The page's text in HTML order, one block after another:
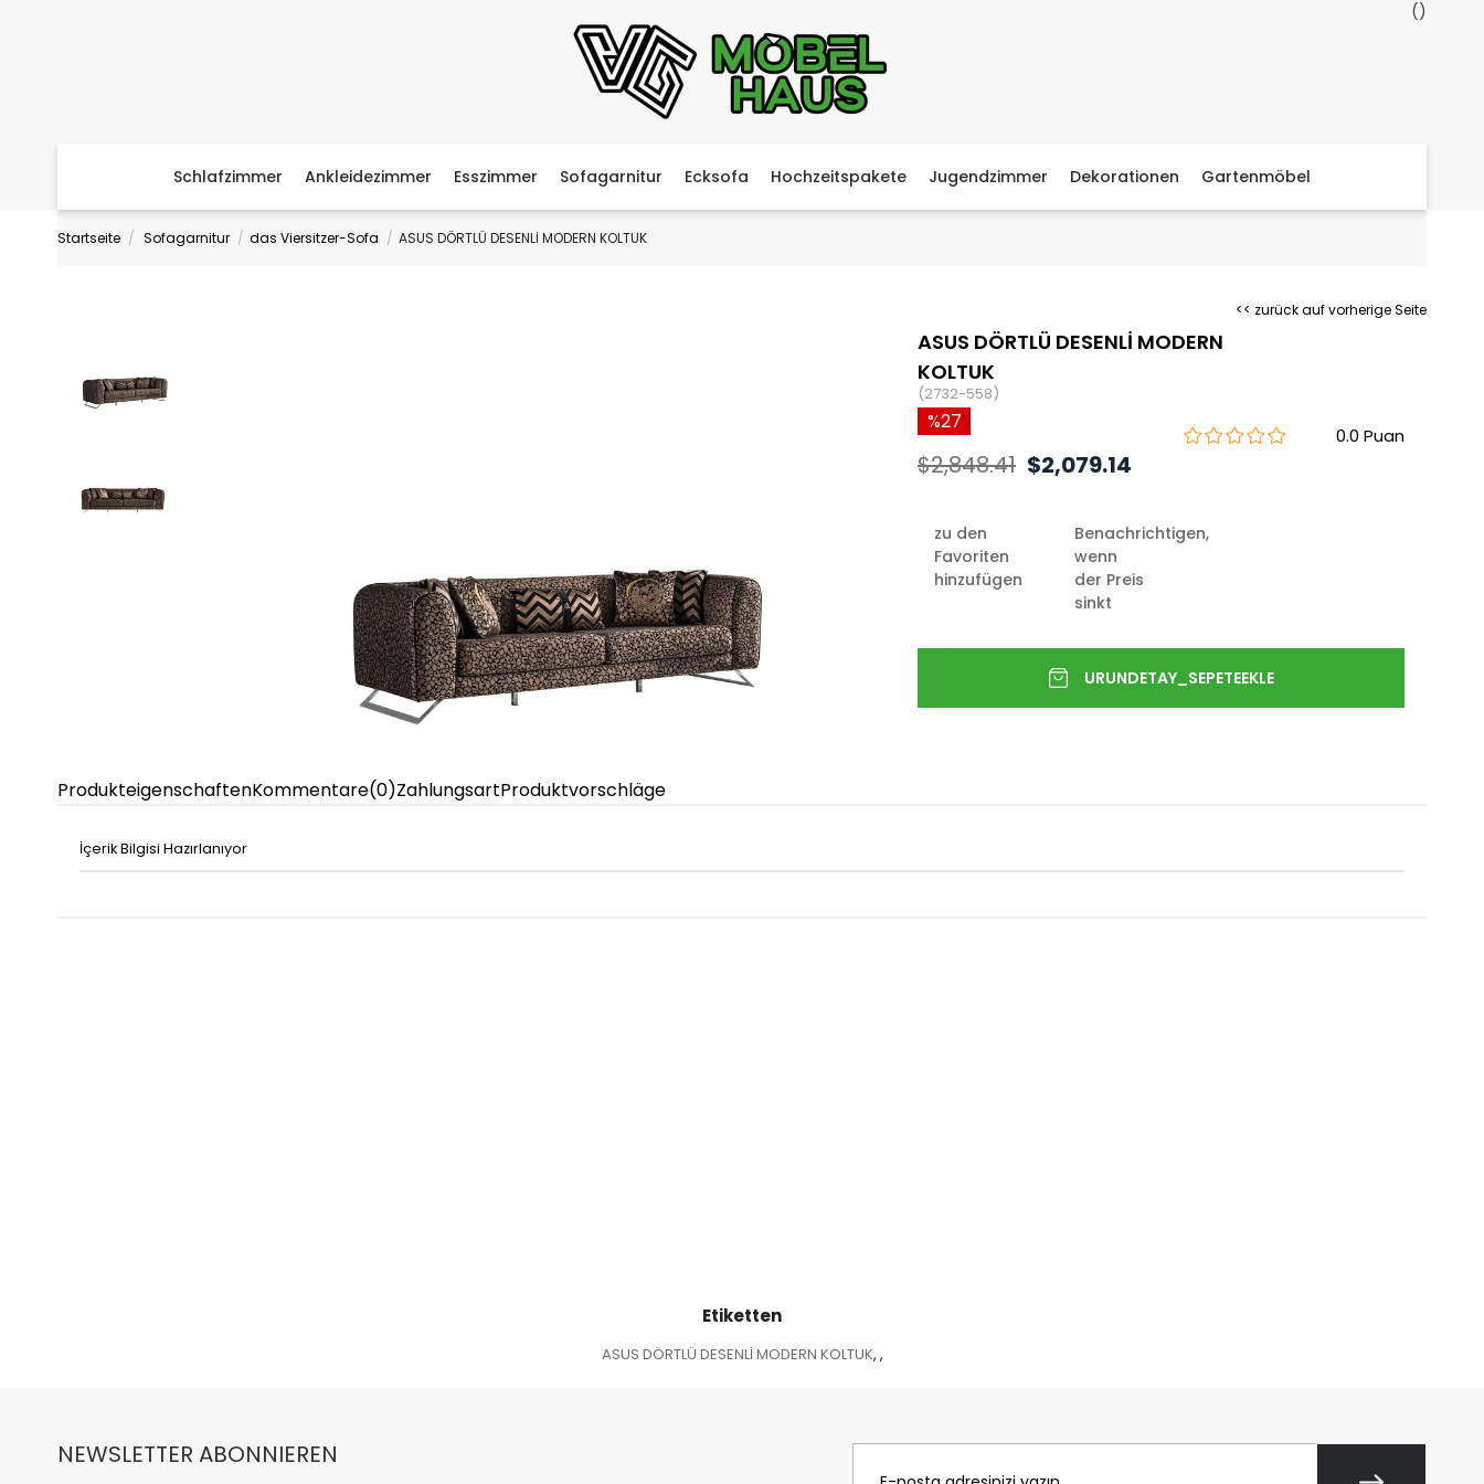
Schlafzimmer Ankleidezimmer Esszimmer Sofagarnitur Ecksofa Hochzeitspakete Jugendzimmer Dekorationen Gartenmöbel
Startseite Sofagarnitur das Viersitzer-Sofa ASUS DÖRTLÜ DESENLİ MODERN KOLTUK
<< zurück auf vorherige Seite
ASUS DÖRTLÜ DESENLİ MODERN
KOLTUK
(2732-558)
0.0
27
$2,848.41 $2,079.14
zu den
Favoriten
hinzufügen
Benachrichtigen,
wenn
der Preis
sinkt
ProdukteigenschaftenKommentare(0)ZahlungsartProduktvorschläge
İçerik Bilgisi Hazırlanıyor
Etiketten
ASUS DÖRTLÜ DESENLİ MODERN KOLTUK, ,
NEWSLETTER ABONNIEREN